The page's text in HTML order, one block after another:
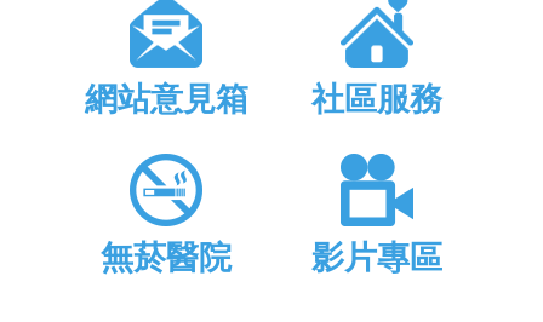
網站意見箱 社區服務
無菸醫院 影片專區